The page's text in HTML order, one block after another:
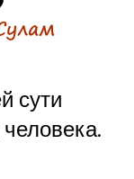
сути